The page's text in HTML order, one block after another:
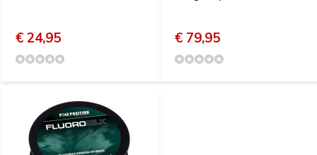
€ 24,95 € 79,95